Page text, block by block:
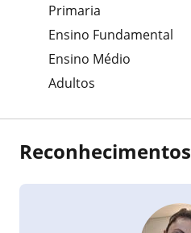
Primaria
Ensino Fundamental
Ensino Médio
Adultos
Reconhecimentos